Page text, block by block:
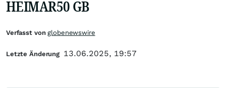
HEIMAR50 GB
Verfasst vonglobenewswire
Letzte Änderung 13.06.2025, 19:57